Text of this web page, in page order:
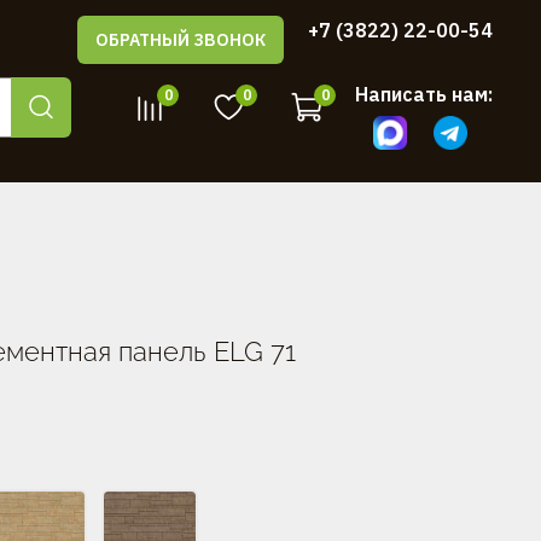
ОБРАТНЫЙ ЗВОНОК +7 (3822) 22-00-54
0 0 0 Написать нам:
панель ELG 71